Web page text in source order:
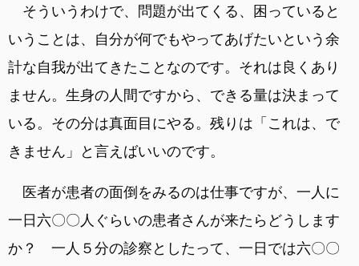
そういうわけで、問題が出てくる、困っていると
いうことは、自分が何でもやってあげたいという余
計な自我が出てきたことなのです。それは良くあり
ません。生身の人間ですから、できる量は決まって
いる。その分は真面目にやる。残りは「これは、で
きません」と言えばいいのです。
医者が患者の面倒をみるのは仕事ですが、一人に
一日六〇〇人ぐらいの患者さんが来たらどうします
か？ 一人５分の診察としたって、一日では六〇〇